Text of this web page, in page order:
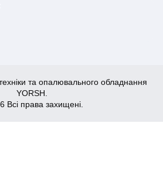
та опалювального обладнання
YORSH.
Всі права захищені.